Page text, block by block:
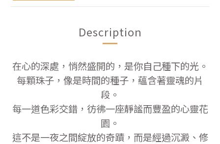
Description
在心的深處，悄然盛開的，是你自己種下的光。
每顆珠子，像是時間的種子，蘊含著靈魂的片
段。
每一道色彩交錯，彷彿一座靜謐而豐盈的心靈花
園。
這不是一夜之間綻放的奇蹟，而是經過沉澱、修